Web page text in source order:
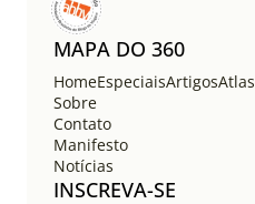
MAPA DO 360
HomeEspeciaisArtigosAtlas
Sobre
Contato
Manifesto
Notícias
INSCREVA-SE